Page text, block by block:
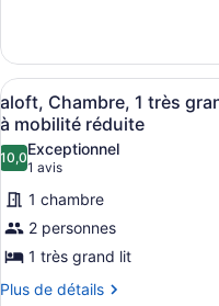
Chambre,
1
très
grand
lit
aloft,
Chambre,
1
très
grand
lit
Afficher
toutes
les
photos
pour
ce
type
de
chambre :
5
aloft, Chambre, 1 très
à mobilité réduite
10,010,0 sur 10
Exceptionnel
1 avis
(1 avis)
1 chambre
2 personnes
1 très grand lit
Plus de détails
Plus